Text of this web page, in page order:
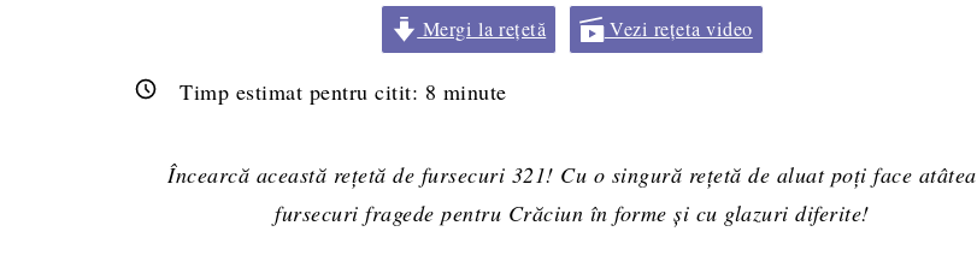
Mergi la rețetă Vezi rețeta video
Timp estimat pentru citit: 8 minute
Încearcă această rețetă de fursecuri 321! Cu o singură rețetă de aluat poți face atâtea
fursecuri fragede pentru Crăciun în forme și cu glazuri diferite!